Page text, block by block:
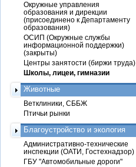
Окружные управления
образования и дирекции
(присоединено к Департаменту
образования)
ОСИП (Окружные службы
информационной поддержки)
(закрыты)
Центры занятости (биржи труда)
Школы, лицеи, гимназии
Животные
Ветклиники, СББЖ
Птичьи рынки
Благоустройство и экология
Административно-технические
инспекции (ОАТИ, Гостехнадзор)
ГБУ "Автомобильные дороги"